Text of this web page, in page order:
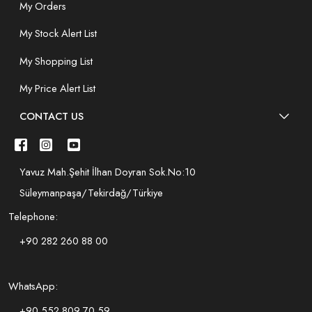
My Orders
My Stock Alert List
My Shopping List
My Price Alert List
CONTACT US
Yavuz Mah.Şehit İlhan Doyran Sok.No:10
Süleymanpaşa/Tekirdağ/Türkiye
Telephone:
+90 282 260 88 00
WhatsApp: